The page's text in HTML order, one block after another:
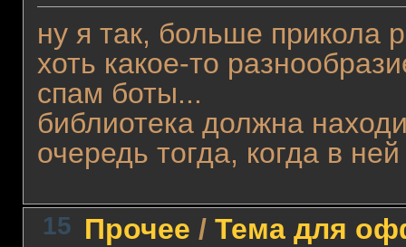
ну я так, больше прикола
хоть какое-то
спам боты...
библиотека должна
очередь тогда, когда в
15 Прочее / Тема для